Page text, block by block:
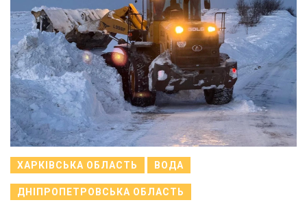
ХАРКІВСЬКА ОБЛАСТЬ ВОДА
ДНІПРОПЕТРОВСЬКА ОБЛАСТЬ